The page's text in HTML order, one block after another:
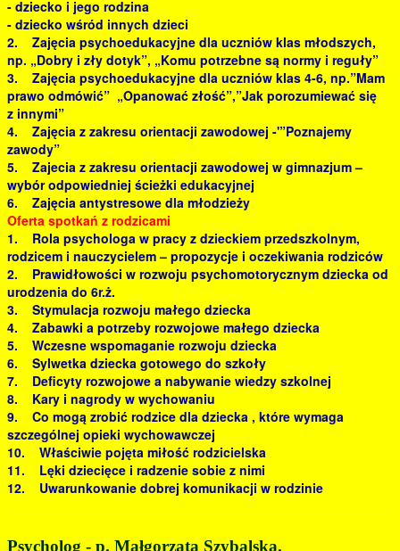
- dziecko i jego rodzina
- dziecko wśród innych dzieci
2. Zajęcia psychoedukacyjne dla uczniów klas młodszych,
np. „Dobry i zły dotyk”, „Komu potrzebne są normy i reguły”
3. Zajęcia psychoedukacyjne dla uczniów klas 4-6, np.”Mam
prawo odmówić” „Opanować złość”,”Jak porozumiewać się
z innymi”
4. Zajęcia z zakresu orientacji zawodowej -'”Poznajemy
zawody”
5. Zajecia z zakresu orientacji zawodowej w gimnazjum –
wybór odpowiedniej ścieżki edukacyjnej
6. Zajęcia antystresowe dla młodzieży
Oferta spotkań z rodzicami
1. Rola psychologa w pracy z dzieckiem przedszkolnym,
rodzicem i nauczycielem – propozycje i oczekiwania rodziców
2. Prawidłowości w rozwoju psychomotorycznym dziecka od
urodzenia do 6r.ż.
3. Stymulacja rozwoju małego dziecka
4. Zabawki a potrzeby rozwojowe małego dziecka
5. Wczesne wspomaganie rozwoju dziecka
6. Sylwetka dziecka gotowego do szkoły
7. Deficyty rozwojowe a nabywanie wiedzy szkolnej
8. Kary i nagrody w wychowaniu
9. Co mogą zrobić rodzice dla dziecka , które wymaga
szczególnej opieki wychowawczej
10. Właściwie pojęta miłość rodzicielska
11. Lęki dziecięce i radzenie sobie z nimi
12. Uwarunkowanie dobrej komunikacji w rodzinie
Psycholog - p. Małgorzata Szybalska.